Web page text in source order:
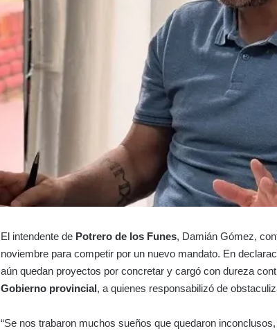
El intendente de Potrero de los Funes, Damián Gómez,
noviembre para competir por un nuevo mandato. En
aún quedan proyectos por concretar y cargó con dureza
Gobierno provincial, a quienes responsabilizó de
“Se nos trabaron muchos sueños que quedaron